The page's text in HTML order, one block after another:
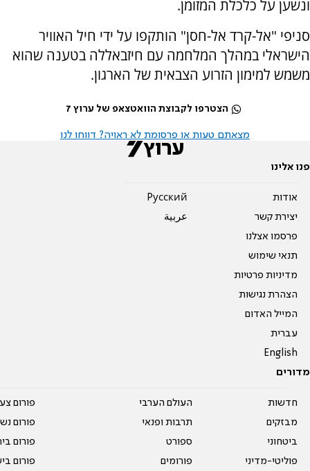
ונשען על כלכלת המזומן.
סניפי "אל-קרד אל-חסן" הותקפו על ידי חיל האוויר
הישראלי במהלך המלחמה עם חיזבאללה בטענה שהוא
משמש למימון הזרוע הצבאית של הארגון.
הצטרפו לקבוצת הוואטצאפ של ערוץ 7
מצאתם טעות או פרסומת לא ראויה? דווחו לנו
פנו אלינו
אודות
יצירת קשר
פרסמו אצלנו
תנאי שימוש
מדיניות פרטיות
הצהרת נגישות
המייל האדום
עברית
English
Pусский
عربية
מדורים
חדשות
מבזקים
ביטחוני
פוליטי-מדיני
העולם הערבי
תרבות ופנאי
ספורט
פורומים
פורום
פורום
פורום
פורום